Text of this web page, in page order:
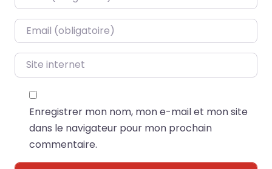
Email*
Site internet
Enregistrer mon nom, mon e-mail et mon site
dans le navigateur pour mon prochain
commentaire.